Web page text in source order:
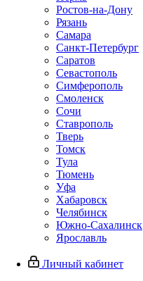
Ростов-на-Дону
Рязань
Самара
Санкт-Петербург
Саратов
Севастополь
Симферополь
Смоленск
Сочи
Ставрополь
Тверь
Томск
Тула
Тюмень
Уфа
Хабаровск
Челябинск
Южно-Сахалинск
Ярославль
Личный кабинет